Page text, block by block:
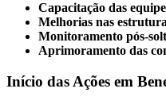
Capacitação das
Melhorias nas
Monitoramento pós-
Aprimoramento das
Início das Ações em